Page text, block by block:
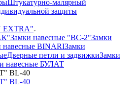
Штукатурно-малярный
защиты
EXTRA"
Замки навесные "ВС-2"Замки
навесные BINARIЗамки
Дверные петли и задвижкиЗамки
навесные БУЛАТ
BL-40